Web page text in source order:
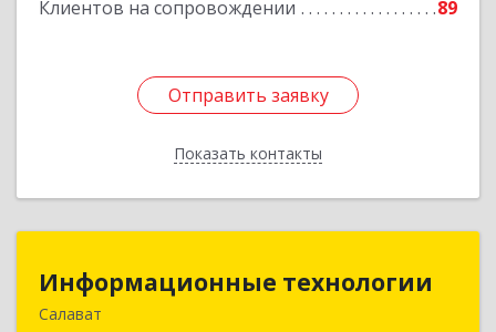
Клиентов на сопровождении 89
Отправить заявку
Показать контакты
Отправить заявку
Назад
Информационные технологии
Салават
Информационные технологии